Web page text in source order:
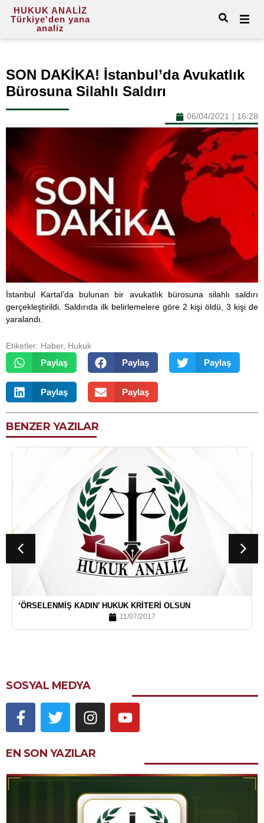
HUKUK ANALİZ
Türkiye'den yana
analiz
SON DAKİKA! İstanbul’da Avukatlık
Bürosuna Silahlı Saldırı
06/04/2021 | 16:28
İstanbul Kartal’da bulunan bir avukatlık bürosuna silahlı saldırı
gerçekleştirildi. Saldırıda ilk belirlemelere göre 2 kişi öldü, 3 kişi de
yaralandı.
Etiketler: Haber, Hukuk
Paylaş Paylaş Paylaş
Paylaş Paylaş
BENZER YAZILAR
‘ÖRSELENMIŞ KADIN’ HUKUK KRITERI OLSUN
11/07/2017
SOSYAL MEDYA
EN SON YAZILAR